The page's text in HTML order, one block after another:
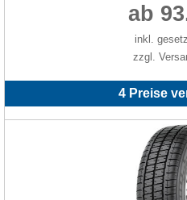
ab
inkl.
zzgl.
4 Preise